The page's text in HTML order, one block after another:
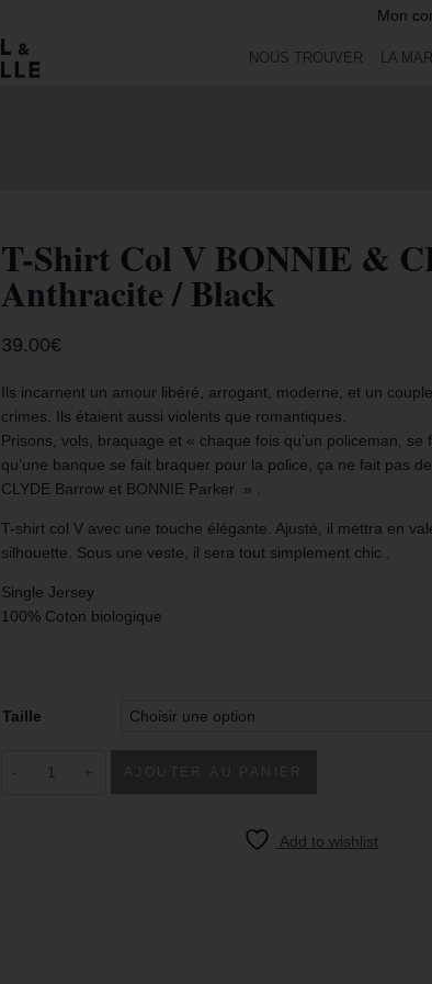
Mon
NOUS TROUVER LA
T-Shirt Col V BONNIE &
Anthracite / Black
39.00€
Ils incarnent un amour libéré, arrogant, moderne, et un
crimes. Ils étaient aussi violents que romantiques.
Prisons, vols, braquage et « chaque fois qu’un policeman, se
qu’une banque se fait braquer pour la police, ça ne fait pas
CLYDE Barrow et BONNIE Parker » .
T-shirt col V avec une touche élégante. Ajusté, il mettra en
silhouette. Sous une veste, il sera tout simplement chic .
Single Jersey
100% Coton biologique
Taille
Add to wishlist